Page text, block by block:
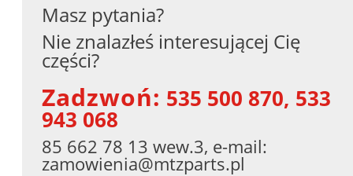
Masz pytania?
Nie znalazłeś interesującej Cię
części?
Zadzwoń: 535 500 870, 533
943 068
85 662 78 13 wew.3, e-mail:
zamowienia@mtzparts.pl